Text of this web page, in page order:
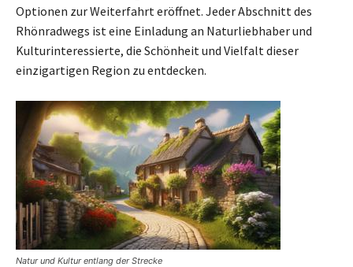
Optionen zur Weiterfahrt eröffnet. Jeder Abschnitt des
Rhönradwegs ist eine Einladung an Naturliebhaber und
Kulturinteressierte, die Schönheit und Vielfalt dieser
einzigartigen Region zu entdecken.
Natur und Kultur entlang der Strecke